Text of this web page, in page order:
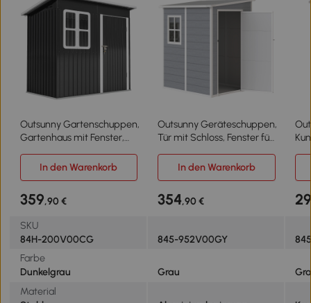
Outsunny Gartenschuppen,
Gartenhaus mit Fenster,
Garten, Terrasse, Stahl,
221L x 133B x 190H cm, Grau
Outsunny Geräteschuppen,
Tür mit Schloss, Fenster für
Aluminium, 122 x 149 x
192/177 cm Grau
In den Warenkorb In den Warenkorb
359,90 € 354,90 €
SKU
84H-200V00CG
845-952V00GY
Farbe
Dunkelgrau
Grau
Material